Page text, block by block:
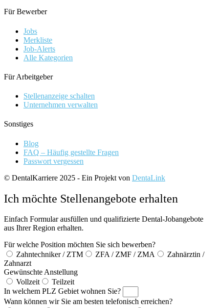
Für Bewerber
Jobs
Merkliste
Job-Alerts
Alle Kategorien
Für Arbeitgeber
Stellenanzeige schalten
Unternehmen verwalten
Sonstiges
Blog
FAQ – Häufig gestellte Fragen
Passwort vergessen
© DentalKarriere 2025 - Ein Projekt von DentaLink
Ich möchte Stellenangebote erhalten
Einfach Formular ausfüllen und qualifizierte Dental-Jobangebote
aus Ihrer Region erhalten.
Für welche Position möchten Sie sich bewerben?
Zahntechniker / ZTM
ZFA / ZMF / ZMA
Zahnärztin /
Zahnarzt
Gewünschte Anstellung
Vollzeit
Teilzeit
In welchem PLZ Gebiet wohnen Sie?
Wann können wir Sie am besten telefonisch erreichen?